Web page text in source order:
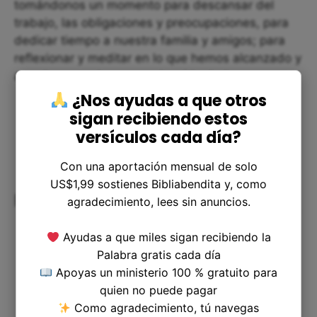
tomándonos un momento para descansar del
trabajo, las obligaciones y preocupaciones, para
dedicar tiempo a nuestra familia y amigos; para
reflexionar y meditar en lo que hemos alcanzado y
agradecer por lo que nos ha sido dado.
Reflexiones finales
¿Nos ayudas a que otros
sigan recibiendo estos
versículos cada día?
Con una aportación mensual de solo
US$1,99 sostienes Bibliabendita y, como
agradecimiento, lees sin anuncios.
Ayudas a que miles sigan recibiendo la
Palabra gratis cada día
Apoyas un ministerio 100 % gratuito para
quien no puede pagar
Como agradecimiento, tú navegas